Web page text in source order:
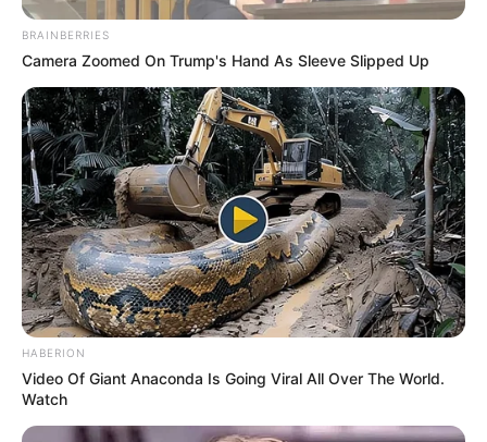
TAGS
ΚΑΡΥΣΤΟΣ
BRAINBERRIES
Camera Zoomed On Trump's Hand As Sleeve Slipped Up
HABERION
Video Of Giant Anaconda Is Going Viral All Over The World.
Watch